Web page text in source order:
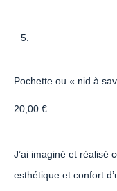
Pochette ou « nid à
20,00 €
J’ai imaginé et réalisé
esthétique et confort